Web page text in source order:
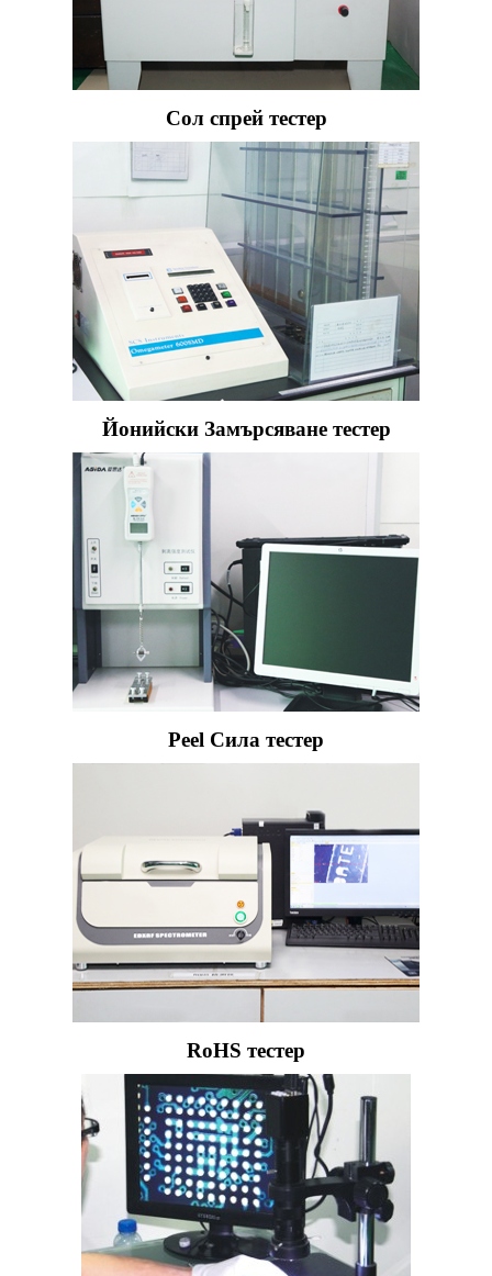
Сол спрей тестер
Йонийски Замърсяване тестер
Peel Сила тестер
RoHS тестер